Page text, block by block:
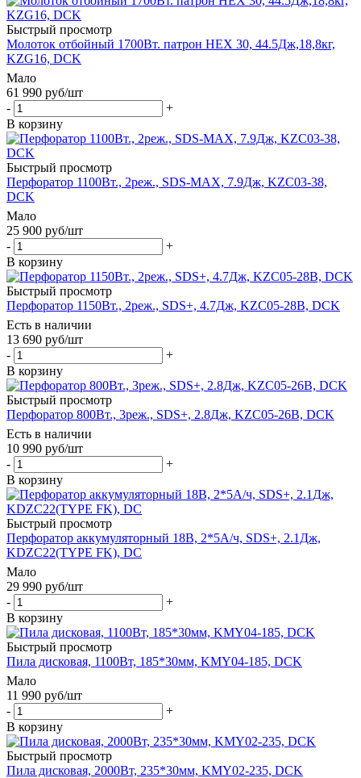
Быстрый просмотр
Молоток отбойный 1700Вт. патрон HEX 30, 44.5Дж,18,8кг,
KZG16, DCK
Мало
61 990 руб/шт
-
+
В корзину
Быстрый просмотр
Перфоратор 1100Вт., 2реж., SDS-MAX, 7.9Дж, KZC03-38,
DCK
Мало
25 900 руб/шт
-
+
В корзину
Быстрый просмотр
Перфоратор 1150Вт., 2реж., SDS+, 4.7Дж, KZC05-28B, DCK
Есть в наличии
13 690 руб/шт
-
+
В корзину
Быстрый просмотр
Перфоратор 800Вт., 3реж., SDS+, 2.8Дж, KZC05-26B, DCK
Есть в наличии
10 990 руб/шт
-
+
В корзину
Быстрый просмотр
Перфоратор аккумуляторный 18В, 2*5А/ч, SDS+, 2.1Дж,
KDZC22(TYPE FK), DC
Мало
29 990 руб/шт
-
+
В корзину
Быстрый просмотр
Пила дисковая, 1100Вт, 185*30мм, KMY04-185, DCK
Мало
11 990 руб/шт
-
+
В корзину
Быстрый просмотр
Пила дисковая, 2000Вт, 235*30мм, KMY02-235, DCK